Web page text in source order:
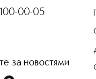
00-05
за новостями